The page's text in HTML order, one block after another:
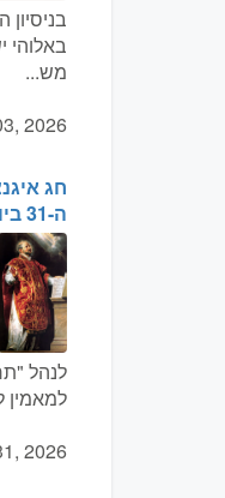
באלוהי
מש...
2026
חג
ה-31 ביולי
לנהל
למאמין
2026